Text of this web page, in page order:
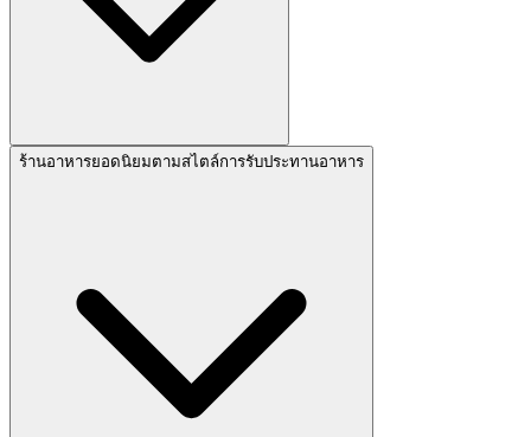
ร้านอาหารยอดนิยมตามสไตล์การรับประทานอาหาร